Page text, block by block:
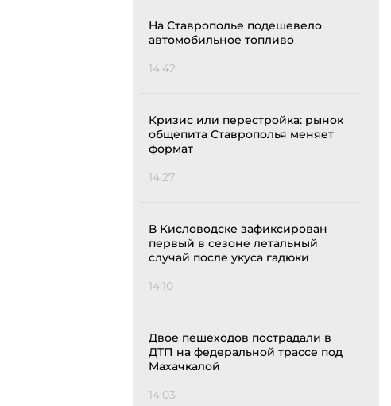
На Ставрополье подешевело
автомобильное топливо
14:42
Кризис или перестройка: рынок
общепита Ставрополья меняет
формат
14:27
В Кисловодске зафиксирован
первый в сезоне летальный
случай после укуса гадюки
14:10
Двое пешеходов пострадали в
ДТП на федеральной трассе под
Махачкалой
14:03